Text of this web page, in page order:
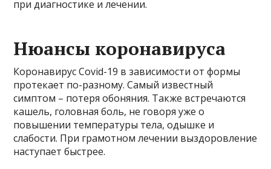
при диагностике и лечении.
Нюансы коронавируса
Коронавирус Covid-19 в зависимости от формы
протекает по-разному. Самый известный
симптом – потеря обоняния. Также встречаются
кашель, головная боль, не говоря уже о
повышении температуры тела, одышке и
слабости. При грамотном лечении выздоровление
наступает быстрее.